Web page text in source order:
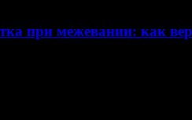
при межевании: как